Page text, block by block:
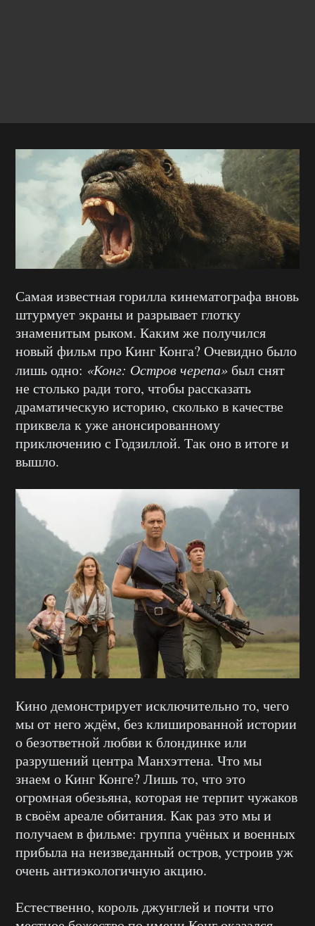
Самая известная горилла кинематографа вновь
штурмует экраны и разрывает глотку
знаменитым рыком. Каким же получился
новый фильм про Кинг Конга? Очевидно было
лишь одно: «Конг: Остров черепа» был снят
не столько ради того, чтобы рассказать
драматическую историю, сколько в качестве
приквела к уже анонсированному
приключению с Годзиллой. Так оно в итоге и
вышло.
Кино демонстрирует исключительно то, чего
мы от него ждём, без клишированной истории
о безответной любви к блондинке или
разрушений центра Манхэттена. Что мы
знаем о Кинг Конге? Лишь то, что это
огромная обезьяна, которая не терпит чужаков
в своём ареале обитания. Как раз это мы и
получаем в фильме: группа учёных и военных
прибыла на неизведанный остров, устроив уж
очень антиэкологичную акцию.
Естественно, король джунглей и почти что